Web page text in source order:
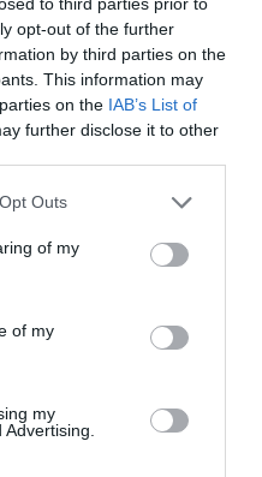
opt-out of the further
by third parties on the
This information may
on the IAB’s List of
further disclose it to other
Outs
of my
of my
my